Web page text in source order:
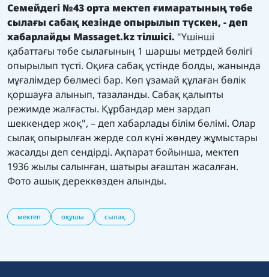
Семейдегі №43 орта мектеп ғимаратының төбе
сылағы сабақ кезінде опырылып түскен, - деп
хабарлайды Massaget.kzтілшісі. "Үшінші
қабаттағы төбе сылағының 1 шаршы метрдей бөлігі
опырылып түсті. Оқиға сабақ үстінде болды, жанында
мұғалімдер бөлмесі бар. Көп ұзамай құлаған бөлік
қоршауға алынып, тазаланды. Сабақ қалыпты
режимде жалғасты. Құрбандар мен зардап
шеккендер жоқ", – деп хабарлады білім бөлімі. Олар
сылақ опырылған жерде сол күні жөндеу жұмыстары
жасалды деп сендірді. Ақпарат бойынша, мектеп
1936 жылы салынған, шатыры ағаштан жасалған.
Фото ашық дереккөзден алынды.
мектеп оқушы сылақ